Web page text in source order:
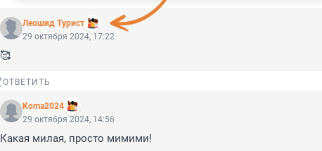
Леошид Турист
29 октября 2024, 17:22
🥰
ОТВЕТИТЬ
Koma2024
29 октября 2024, 14:56
Какая милая, просто мимими!